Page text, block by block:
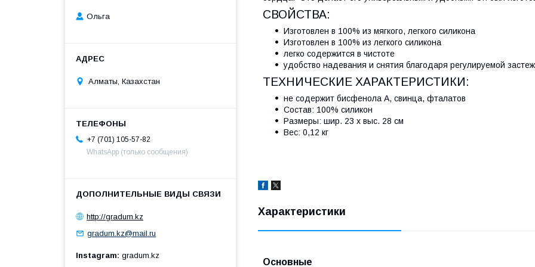
СВОЙСТВА:
Изготовлен в 100% из мягкого, легкого силикона
Изготовлен в 100% из легкого силикона
легко содержится в чистоте
удобство надевания и снятия благодаря регулируемой
ТЕХНИЧЕСКИЕ ХАРАКТЕРИСТИКИ:
не содержит бисфенола А, свинца, фталатов
Состав: 100% силикон
Размеры: шир. 23 x выс. 28 см
Вес: 0,12 кг
Характеристики
Основные
Ольга
Алматы, Казахстан
+7 (701) 105-57-82
WhatsApp (только сообщения)
http://gradum.kz
gradum.kz@mail.ru
Instagram gradum.kz